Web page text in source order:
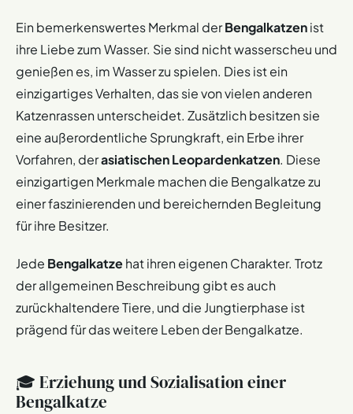
Ein bemerkenswertes Merkmal derBengalkatzenist
ihre Liebe zum Wasser. Sie sind nicht wasserscheu und
genießen es, im Wasser zu spielen. Dies ist ein
einzigartiges Verhalten, das sie von vielen anderen
Katzenrassen unterscheidet. Zusätzlich besitzen sie
eine außerordentliche Sprungkraft, ein Erbe ihrer
Vorfahren, derasiatischen Leopardenkatzen. Diese
einzigartigen Merkmale machen die Bengalkatze zu
einer faszinierenden und bereichernden Begleitung
für ihre Besitzer.
Jede Bengalkatzehat ihren eigenen Charakter. Trotz
der allgemeinen Beschreibung gibt es auch
zurückhaltendere Tiere, und die Jungtierphase ist
prägend für das weitere Leben der Bengalkatze​​.
🎓 Erziehung und Sozialisation einer
Bengalkatze